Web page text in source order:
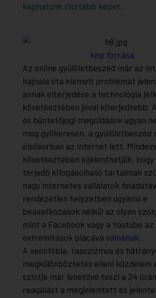
kaphatunk tisztább képet.
kép forrása
Az online gyűlöletbeszéd már az
hajnala óta kiemelt problémát
annak elterjedése a technológia
következtében jóval kiterjedtebb.
és büntetőjogi megoldások ugyan
meg gyökeresen, a gyűlöletbeszéd
elsősorban az internet lett.
következtében kijelenthetjük, hogy
terjedő kifogásolható tartalmak
nagy internetes vállalatok
rendezetlen helyzetben ugyanis e
beavatkozások nélkül az olyan
mint a Facebook vagy a Youtube az
extrémitások piacává válnának.
A xenofóbia, rasszizmus és
megkülönböztetés elleni küzdelem
szintje már lehetővé teszi a 24
reagálást a megjelenített és